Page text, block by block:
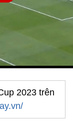
2023 trên